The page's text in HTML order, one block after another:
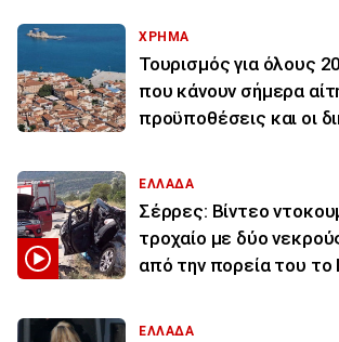
ΧΡΗΜΑ
Τουρισμός για όλους
που κάνουν σήμερα
προϋποθέσεις και οι
ΕΛΛΑΔΑ
Σέρρες: Βίντεο
τροχαίο με δύο
από την πορεία του το
ΕΛΛΑΔΑ